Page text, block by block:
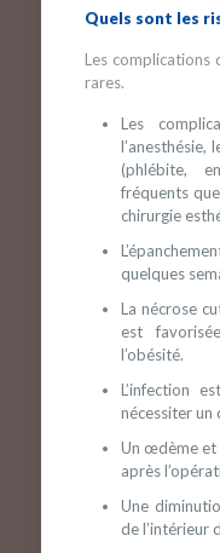
Quels sont les
Les complications
rares.
Les
l’anesthésie,
(phlébite,
fréquents
chirurgie
quelques
La nécrose
est
l’obésité.
L’infection
nécessiter un
Un œdème et
après
Une
de l’intérieur